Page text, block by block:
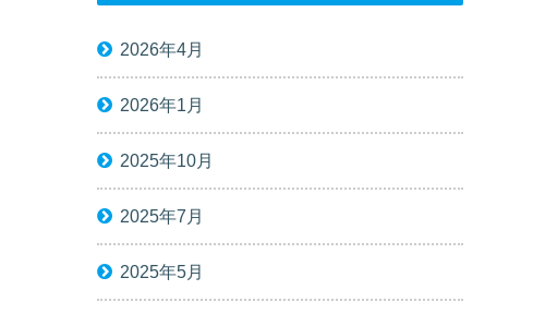
2026年4月
2026年1月
2025年10月
2025年7月
2025年5月